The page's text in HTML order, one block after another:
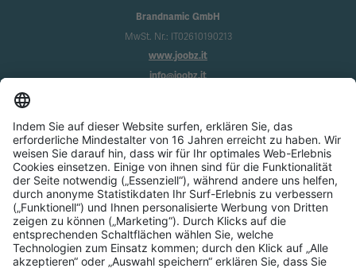
Brandnamic GmbH
MwSt. Nr.: IT02610190213
www.joobz.it
info@joobz.it
Impressum
Datenschutz
AGB
Cookie-Einstellungen
Service
Über uns